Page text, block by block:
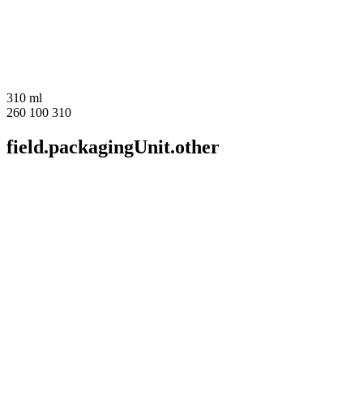
310 ml
260 100 310
field.packagingUnit.other